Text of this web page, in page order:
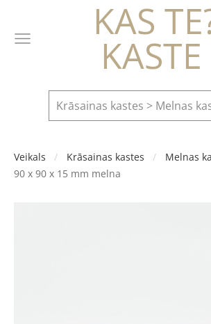
KAS
KASTE
Krāsainas kastes > Melnas
Veikals Krāsainas kastes
Melnas
90 x 90 x 15 mm melna